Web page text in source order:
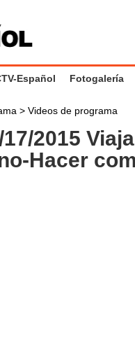
Español Fotogalería
> Videos de programa
2015
Hacer